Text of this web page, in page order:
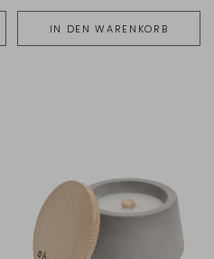
IN DEN WARENKORB